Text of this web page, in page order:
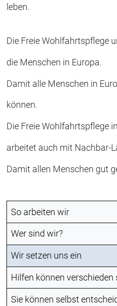
leben.
Die Freie Wohlfahrtspflege
die Menschen in Europa.
Damit alle Menschen in
können.
Die Freie Wohlfahrtspflege
arbeitet auch mit Nachbar-
Damit allen Menschen gut
So arbeiten wir
Wer sind wir?
Wir setzen uns ein
Hilfen können verschieden
Sie können selbst